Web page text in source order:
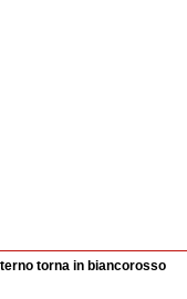
torna in biancorosso